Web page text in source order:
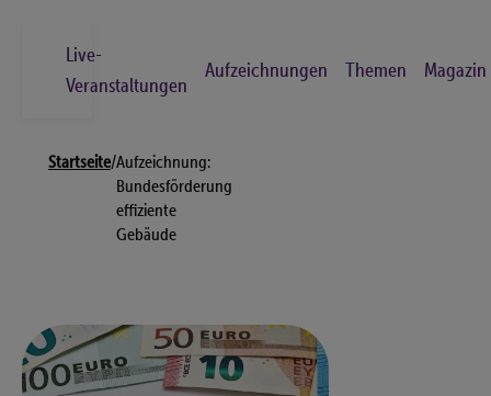
Live-
Veranstaltungen
Aufzeichnungen Themen Magazin
Startseite/Aufzeichnung:
Bundesförderung
effiziente
Gebäude
Los
Themen
Magazin